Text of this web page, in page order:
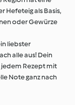
Hefeteig als Basis,
oder Gewürze
liebster
alle aus! Dein
Rezept mit
Note ganz nach